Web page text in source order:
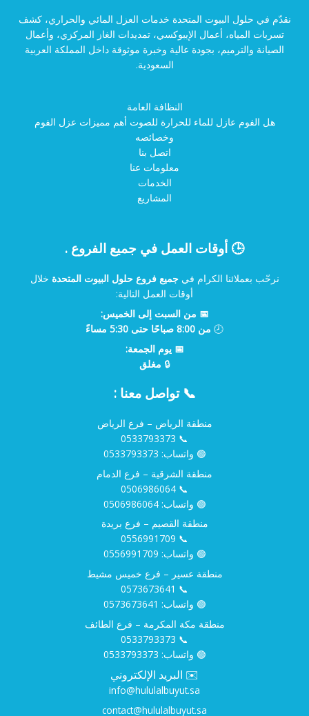
نقدّم في حلول البيوت المتحدة خدمات العزل المائي والحراري، كشف
تسربات المياه، أعمال الإيبوكسي، تمديدات الغاز المركزي، وأعمال
الصيانة والترميم، بجودة عالية وخبرة موثوقة داخل المملكة العربية
السعودية.
النظافة العامة
هل الفوم عازل للماء للحرارة للصوت أهم مميزات عزل الفوم
وخصائصه
اتصل بنا
معلومات عنا
الخدمات
المشاريع
🕒 أوقات العمل في جميع الفروع .
نرحّب بعملائنا الكرام فيجميع فروع حلول البيوت المتحدة خلال
أوقات العمل التالية:
📅 من السبت إلى الخميس:
🕗 من 8:00 صباحًا حتى 5:30 مساءً
📅 يوم الجمعة:
🔒 مغلق
📞 تواصل معنا :
منطقة الرياض – فرع الرياض
📞
0533793373
🟢 واتساب: 0533793373
منطقة الشرقية – فرع الدمام
📞
0506986064
🟢 واتساب:0506986064
منطقة القصيم – فرع بريدة
📞
🟢 واتساب: 0556991709
منطقة عسير – فرع خميس مشيط
📞
0573673641
🟢 واتساب: 0573673641
منطقة مكة المكرمة – فرع الطائف
📞
0533793373
🟢 واتساب: 0533793373
✉️ البريد الإلكتروني
info@hululalbuyut.sa
contact@hululalbuyut.sa